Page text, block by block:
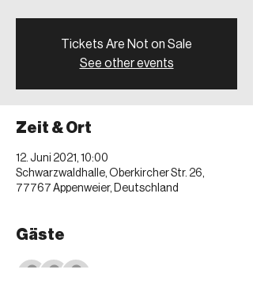
Tickets Are Not on Sale
See other events
Zeit & Ort
12. Juni 2021, 10:00
Schwarzwaldhalle, Oberkircher Str. 26,
77767 Appenweier, Deutschland
Gäste